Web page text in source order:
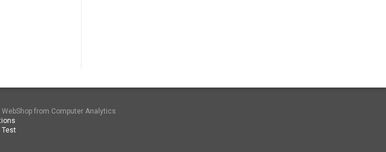
from Computer Analytics
Test